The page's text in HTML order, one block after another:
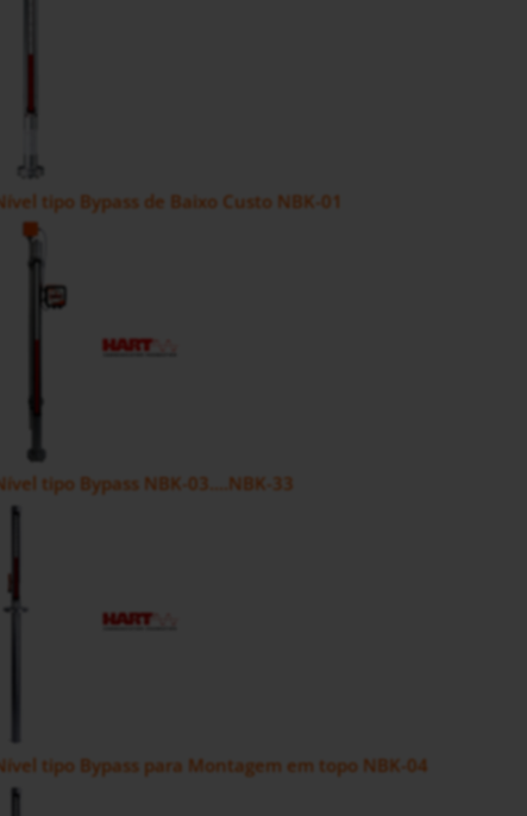
tipo Bypass de Baixo Custo NBK-01
tipo Bypass NBK-03....NBK-33
tipo Bypass para Montagem em topo NBK-04